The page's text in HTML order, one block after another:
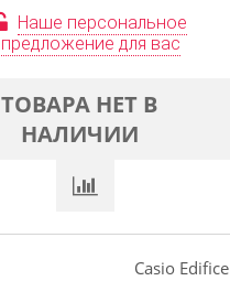
Наше персональное
предложение для вас
ТОВАРА НЕТ В
НАЛИЧИИ
Casio Edifice